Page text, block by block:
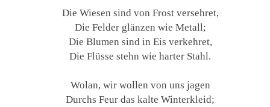
Die Wiesen sind von Frost versehret,
Die Felder glänzen wie Metall;
Die Blumen sind in Eis verkehret,
Die Flüsse stehn wie harter Stahl.
Wolan, wir wollen von uns jagen
Durchs Feur das kalte Winterkleid;